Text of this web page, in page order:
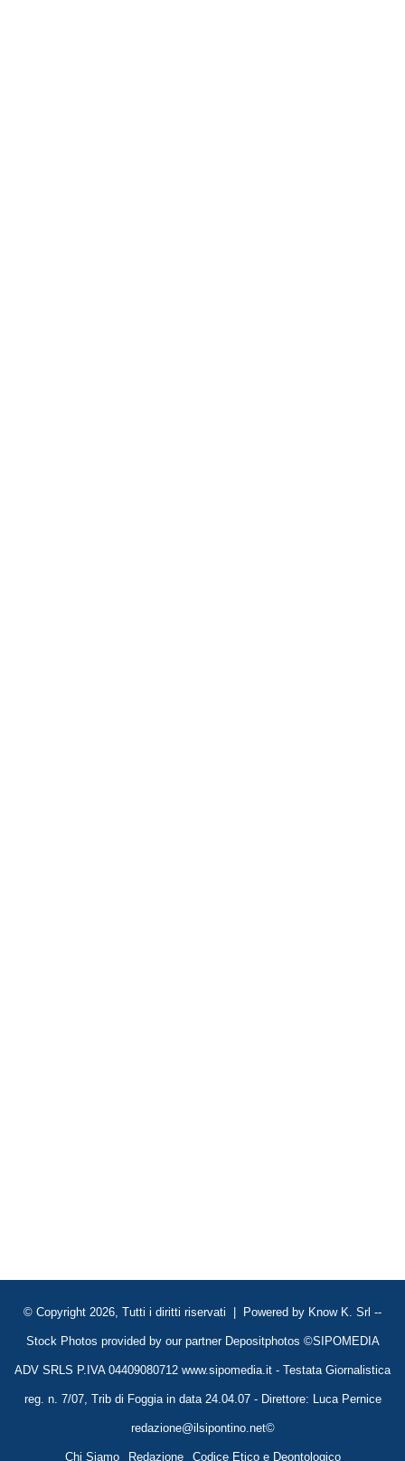
© Copyright 2026, Tutti i diritti riservati | Powered by Know K. Srl --
Stock Photos provided by our partner Depositphotos ©SIPOMEDIA
ADV SRLS P.IVA 04409080712 www.sipomedia.it - Testata Giornalistica
reg. n. 7/07, Trib di Foggia in data 24.04.07 - Direttore: Luca Pernice
redazione@ilsipontino.net©
Chi Siamo Redazione Codice Etico e Deontologico